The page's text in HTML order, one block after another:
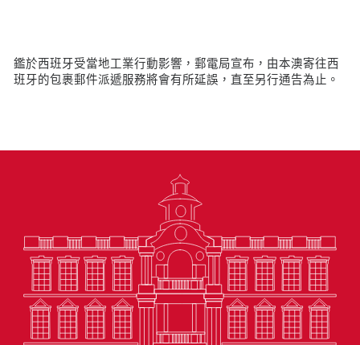
鑑於西班牙受當地工業行動影響，郵電局宣布，由本澳寄往西
班牙的包裹郵件派遞服務將會有所延誤，直至另行通告為止。